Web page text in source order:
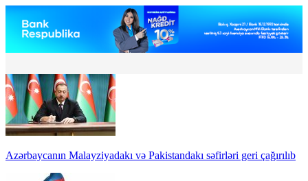
Azərbaycanın Malayziyadakı və Pakistandakı səfirləri geri çağırılıb